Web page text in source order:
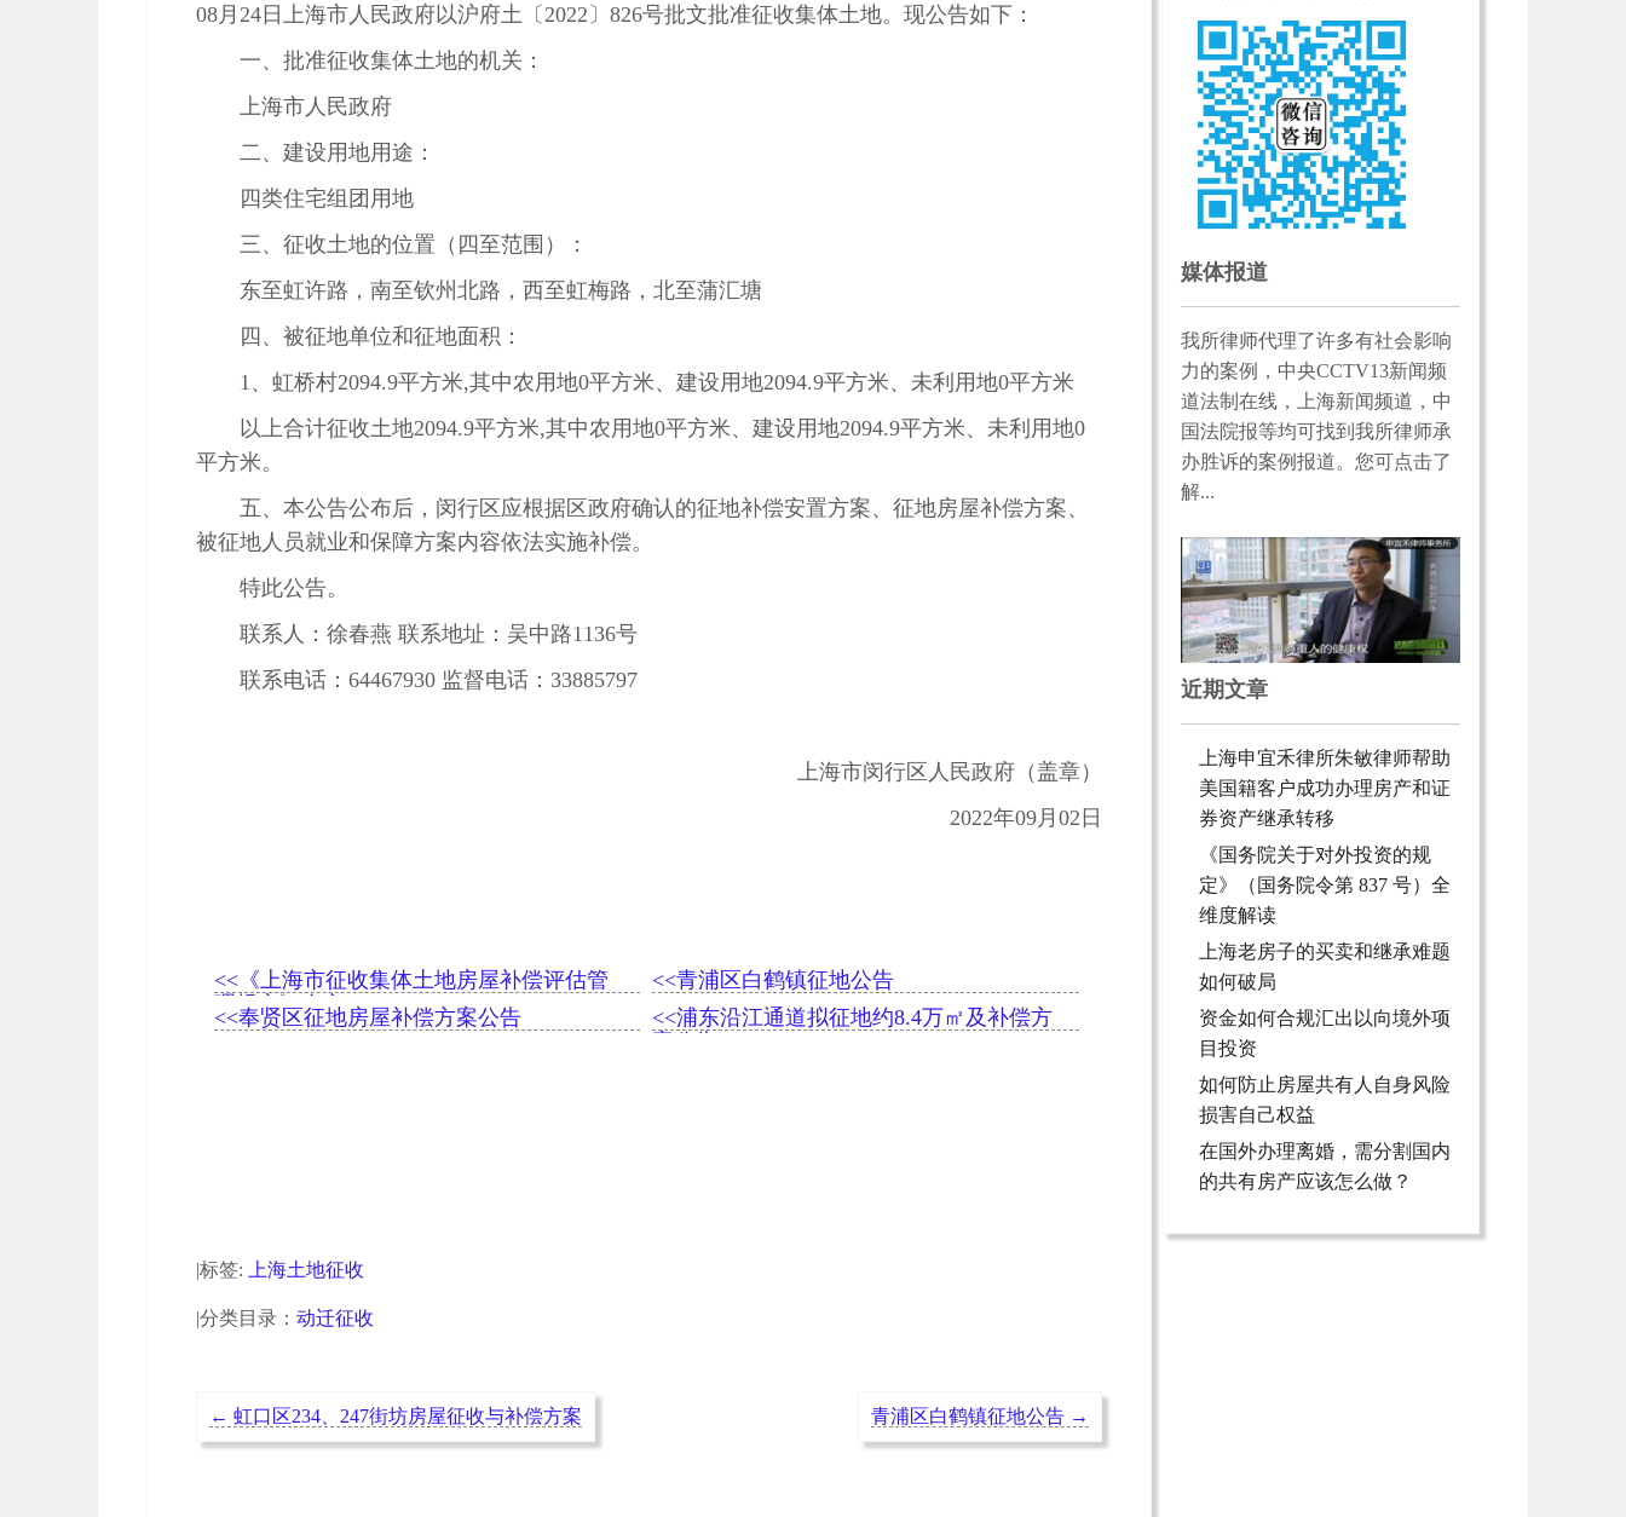
08月24日上海市人民政府以沪府土〔2022〕826号批文批准征收集体土地。现公告如下：
一、批准征收集体土地的机关：
上海市人民政府
二、建设用地用途：
四类住宅组团用地
三、征收土地的位置（四至范围）：
东至虹许路，南至钦州北路，西至虹梅路，北至蒲汇塘
四、被征地单位和征地面积：
1、虹桥村2094.9平方米,其中农用地0平方米、建设用地2094.9平方米、未利用地0平方米
以上合计征收土地2094.9平方米,其中农用地0平方米、建设用地2094.9平方米、未利用地0
平方米。
五、本公告公布后，闵行区应根据区政府确认的征地补偿安置方案、征地房屋补偿方案、
被征地人员就业和保障方案内容依法实施补偿。
特此公告。
联系人：徐春燕 联系地址：吴中路1136号
联系电话：64467930 监督电话：33885797
上海市闵行区人民政府（盖章）
2022年09月02日
<<《上海市征收集体土地房屋补偿评估管
理规定》全文
<<青浦区白鹤镇征地公告
<<奉贤区征地房屋补偿方案公告
<<浦东沿江通道拟征地约8.4万㎡及补偿方
|标签: 上海土地征收
|分类目录： 动迁征收
← 虹口区234、247街坊房屋征收与补偿方案 青浦区白鹤镇征地公告 →
媒体报道
我所律师代理了许多有社会影响
力的案例，中央CCTV13新闻频
道法制在线，上海新闻频道，中
国法院报等均可找到我所律师承
办胜诉的案例报道。您可点击了
解...
近期文章
上海申宜禾律所朱敏律师帮助
美国籍客户成功办理房产和证
券资产继承转移
《国务院关于对外投资的规
定》（国务院令第 837 号）全
维度解读
上海老房子的买卖和继承难题
如何破局
资金如何合规汇出以向境外项
目投资
如何防止房屋共有人自身风险
损害自己权益
在国外办理离婚，需分割国内
的共有房产应该怎么做？